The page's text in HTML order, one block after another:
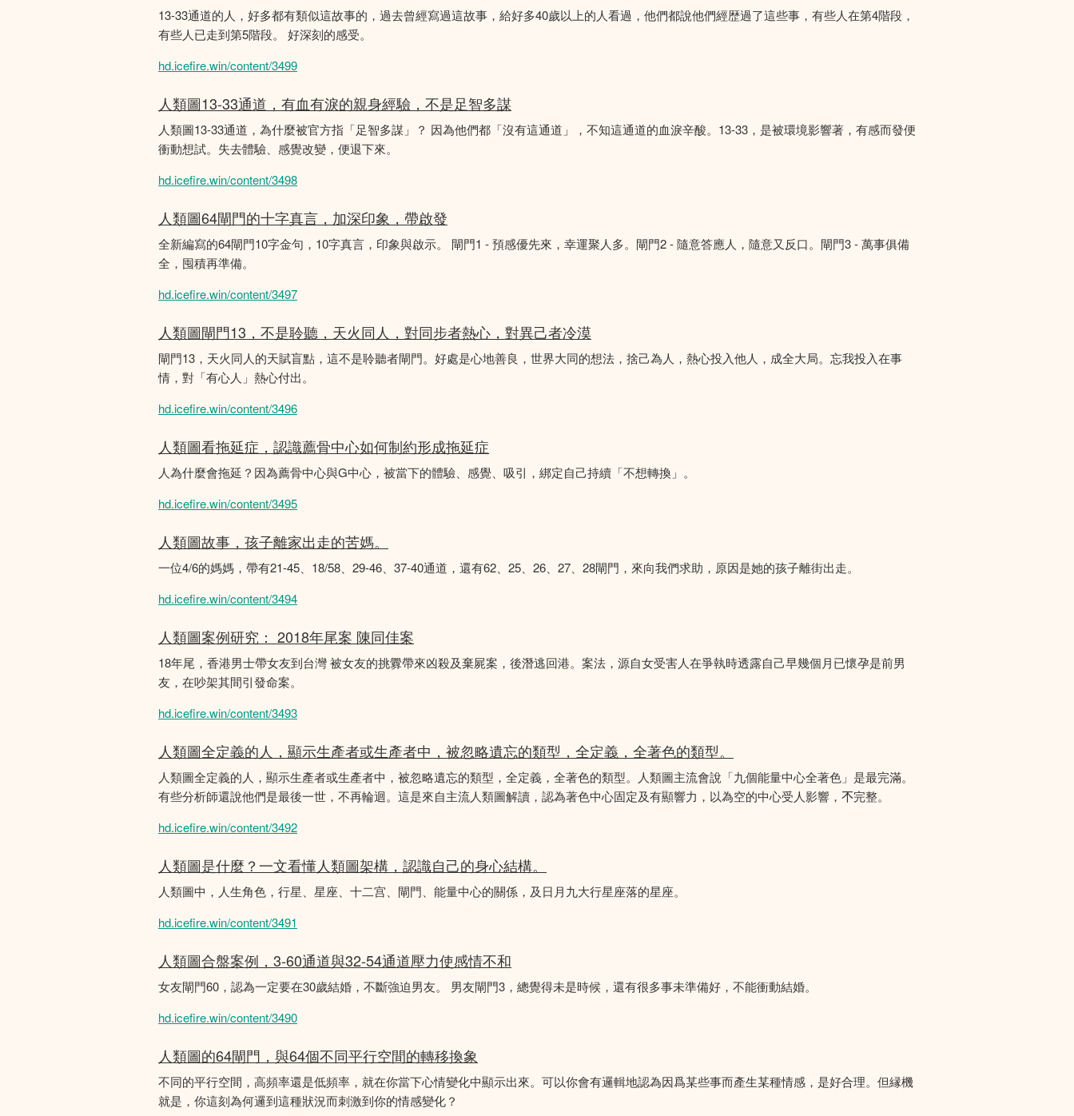
13-33通道的人，好多都有類似這故事的，過去曾經寫過這故事，給好多40歲以上的人看過，他們都說他們經歴過了這些事，有些人在第4階段，
有些人已走到第5階段。 好深刻的感受。
hd.icefire.win/content/3499
人類圖13-33通道，有血有淚的親身經驗，不是足智多謀
人類圖13-33通道，為什麼被官方指「足智多謀」？ 因為他們都「沒有這通道」，不知這通道的血淚辛酸。13-33，是被環境影響著，有感而發便
衝動想試。失去體驗、感覺改變，便退下來。
hd.icefire.win/content/3498
人類圖64閘門的十字真言，加深印象，帶啟發
全新編寫的64閘門10字金句，10字真言，印象與啟示。 閘門1 - 預感優先來，幸運聚人多。閘門2 - 隨意答應人，隨意又反口。閘門3 - 萬事俱備
全，囤積再準備。
hd.icefire.win/content/3497
人類圖閘門13，不是聆聽，天火同人，對同步者熱心，對異己者冷漠
閘門13，天火同人的天賦盲點，這不是聆聽者閘門。好處是心地善良，世界大同的想法，捨己為人，熱心投入他人，成全大局。忘我投入在事
情，對「有心人」熱心付出。
hd.icefire.win/content/3496
人類圖看拖延症，認識薦骨中心如何制約形成拖延症
人為什麼會拖延？因為薦骨中心與G中心，被當下的體驗、感覺、吸引，綁定自己持續「不想轉換」。
hd.icefire.win/content/3495
人類圖故事，孩子離家出走的苦媽。
一位4/6的媽媽，帶有21-45、18/58、29-46、37-40通道，還有62、25、26、27、28閘門，來向我們求助，原因是她的孩子離街出走。
hd.icefire.win/content/3494
人類圖案例研究： 2018年尾案 陳同佳案
18年尾，香港男士帶女友到台灣 被女友的挑釁帶來凶殺及棄屍案，後潛逃回港。案法，源自女受害人在爭執時透露自己早幾個月已懷孕是前男
友，在吵架其間引發命案。
hd.icefire.win/content/3493
人類圖全定義的人，顯示生產者或生產者中，被忽略遺忘的類型，全定義，全著色的類型。
人類圖全定義的人，顯示生產者或生產者中，被忽略遺忘的類型，全定義，全著色的類型。人類圖主流會說「九個能量中心全著色」是最完滿。
有些分析師還說他們是最後一世，不再輪迴。這是來自主流人類圖解讀，認為著色中心固定及有顯響力，以為空的中心受人影響，𣎴完整。
hd.icefire.win/content/3492
人類圖是什麼？一文看懂人類圖架構，認識自己的身心結構。
人類圖中，人生角色，行星、星座、十二宫、閘門、能量中心的關係，及日月九大行星座落的星座。
hd.icefire.win/content/3491
人類圖合盤案例，3-60通道與32-54通道壓力使感情不和
女友閘門60，認為一定要在30歲結婚，不斷強迫男友。 男友閘門3，總覺得未是時候，還有很多事未準備好，不能衝動結婚。
hd.icefire.win/content/3490
人類圖的64閘門，與64個不同平行空間的轉移換象
不同的平行空間，高頻率還是低頻率，就在你當下心情變化中顯示出來。可以你會有邏輯地認為因爲某些事而產生某種情感，是好合理。但縁機
就是，你這刻為何邏到這種狀況而刺激到你的情感變化？